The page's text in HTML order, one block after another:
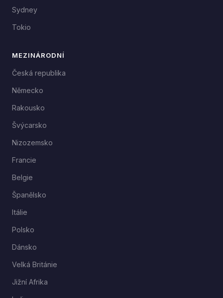
Sydney
Tokio
MEZINÁRODNÍ
Česká republika
Německo
Rakousko
Švýcarsko
Nizozemsko
Francie
Belgie
Španělsko
Itálie
Polsko
Dánsko
Velká Británie
Jižní Afrika